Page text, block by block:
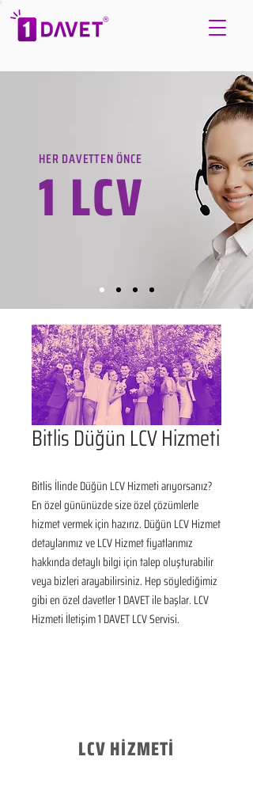
HER DAVETTEN ÖNCE
1 LCV
Bitlis Düğün LCV Hizmeti
Bitlis İlinde Düğün LCV Hizmeti arıyorsanız?
En özel gününüzde size özel çözümlerle
hizmet vermek için hazırız. Düğün LCV Hizmet
detaylarımız ve LCV Hizmet fiyatlarımız
hakkında detaylı bilgi için talep oluşturabilir
veya bizleri arayabilirsiniz. Hep söylediğimiz
gibi en özel davetler 1 DAVET ile başlar. LCV
Hizmeti İletişim 1 DAVET LCV Servisi.
LCV HİZMETİ